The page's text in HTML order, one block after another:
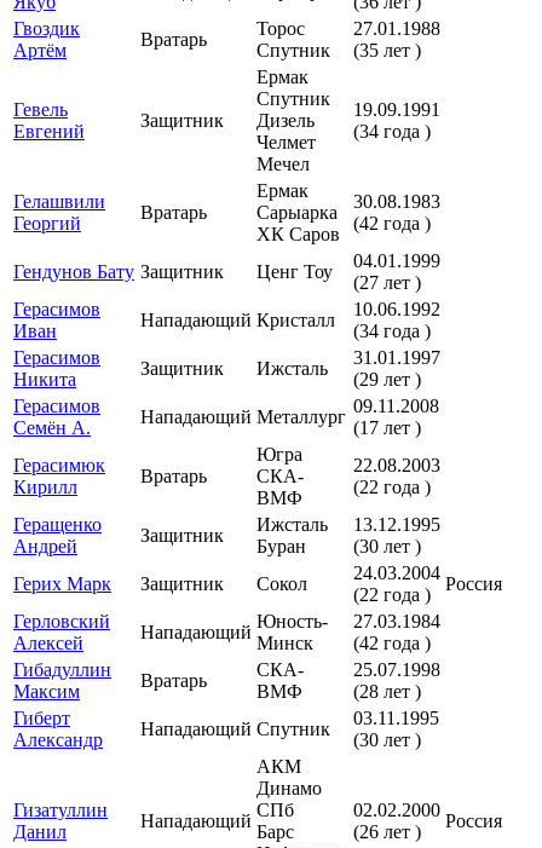
Гвоздик
Артём
Вратарь
Торос
Спутник
27.01.1988
(35 лет )
Гевель
Евгений
Защитник
Ермак
Спутник
Дизель
Челмет
Мечел
19.09.1991
(34 года )
Гелашвили
Георгий
Вратарь
Ермак
Сарыарка
ХК Саров
30.08.1983
(42 года )
Гендунов Бату Защитник Ценг Тоу
04.01.1999
(27 лет )
Герасимов
Иван
Нападающий Кристалл
10.06.1992
(34 года )
Герасимов
Никита
Защитник Ижсталь
31.01.1997
(29 лет )
Герасимов
Семён А.
Нападающий Металлург
09.11.2008
(17 лет )
Герасимюк
Кирилл
Вратарь
Югра
СКА-
ВМФ
22.08.2003
(22 года )
Геращенко
Андрей
Защитник
Ижсталь
Буран
13.12.1995
(30 лет )
Герих Марк
Защитник Сокол
24.03.2004
(22 года )
Россия
Герловский
Алексей
Нападающий
Юность-
Минск
27.03.1984
(42 года )
Гибадуллин
Максим
Вратарь
СКА-
ВМФ
25.07.1998
(28 лет )
Гиберт
Александр
Нападающий Спутник
03.11.1995
(30 лет )
Гизатуллин
Данил
Нападающий
АКМ
Динамо
СПб
Барс
02.02.2000
(26 лет )
Россия